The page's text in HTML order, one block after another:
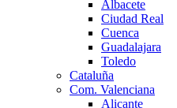
Albacete
Ciudad Real
Cuenca
Guadalajara
Toledo
Cataluña
Com. Valenciana
Alicante